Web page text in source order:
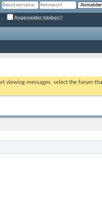
Angemeldet bleiben?
viewing messages, select the forum